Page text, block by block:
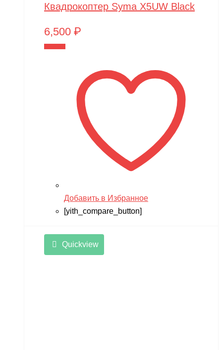
Квадрокоптер Syma X5UW Black
6,500 ₽
Добавить в Избранное
[yith_compare_button]
Quickview